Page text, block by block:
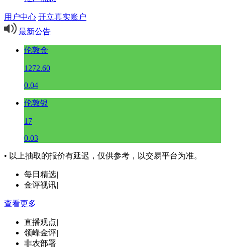
用户中心 开立真实账户
最新公告
伦敦金
1272.60
0.04
伦敦银
17
0.03
• 以上抽取的报价有延迟，仅供参考，以交易平台为准。
每日精选|
金评视讯|
查看更多
直播观点|
领峰金评|
非农部署